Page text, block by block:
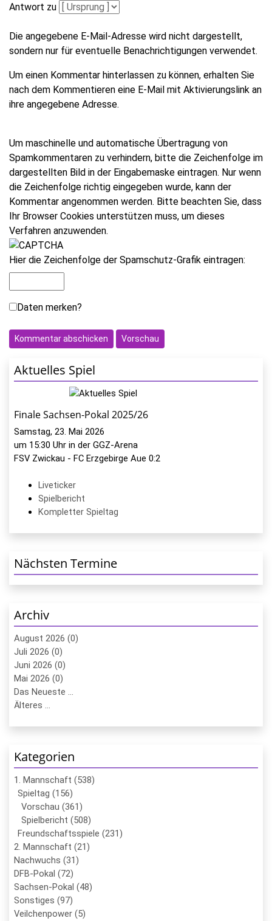
Antwort zu
Die angegebene E-Mail-Adresse wird nicht dargestellt,
sondern nur für eventuelle Benachrichtigungen verwendet.
Um einen Kommentar hinterlassen zu können, erhalten Sie
nach dem Kommentieren eine E-Mail mit Aktivierungslink an
ihre angegebene Adresse.
Um maschinelle und automatische Übertragung von
Spamkommentaren zu verhindern, bitte die Zeichenfolge im
dargestellten Bild in der Eingabemaske eintragen. Nur wenn
die Zeichenfolge richtig eingegeben wurde, kann der
Kommentar angenommen werden. Bitte beachten Sie, dass
Ihr Browser Cookies unterstützen muss, um dieses
Verfahren anzuwenden.
Hier die Zeichenfolge der Spamschutz-Grafik eintragen:
Daten merken?
Aktuelles Spiel
Finale Sachsen-Pokal 2025/26
Samstag, 23. Mai 2026
um 15:30 Uhr in der GGZ-Arena
FSV Zwickau - FC Erzgebirge Aue 0:2
Liveticker
Spielbericht
Kompletter Spieltag
Nächsten Termine
Archiv
August 2026 (0)
Juli 2026 (0)
Juni 2026 (0)
Mai 2026 (0)
Das Neueste ...
Älteres ...
Kategorien
1. Mannschaft (538)
Spieltag (156)
Vorschau (361)
Spielbericht (508)
Freundschaftsspiele (231)
2. Mannschaft (21)
Nachwuchs (31)
DFB-Pokal (72)
Sachsen-Pokal (48)
Sonstiges (97)
Veilchenpower (5)